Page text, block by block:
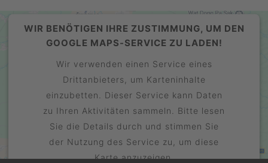
WIR BENÖTIGEN IHRE ZUSTIMMUNG, UM DEN
GOOGLE MAPS-SERVICE ZU LADEN!
Wir verwenden einen Service eines
Drittanbieters, um Karteninhalte
einzubetten. Dieser Service kann Daten
zu Ihren Aktivitäten sammeln. Bitte lesen
Sie die Details durch und stimmen Sie
der Nutzung des Service zu, um diese
Karte anzuzeigen.